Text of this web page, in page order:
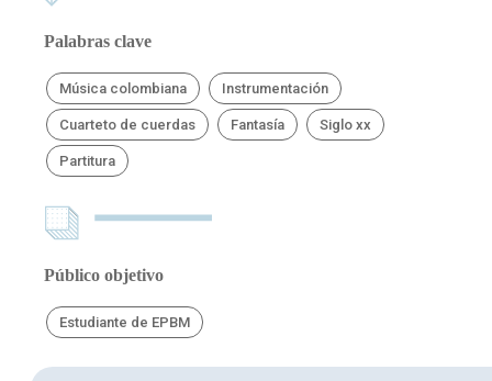
Palabras clave
Música colombiana Instrumentación
Cuarteto de cuerdas Fantasía Siglo xx
Partitura
Público objetivo
Estudiante de EPBM